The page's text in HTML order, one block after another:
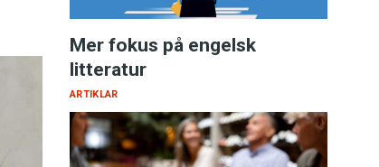
Mer fokus på engelsk
litteratur
ARTIKLAR